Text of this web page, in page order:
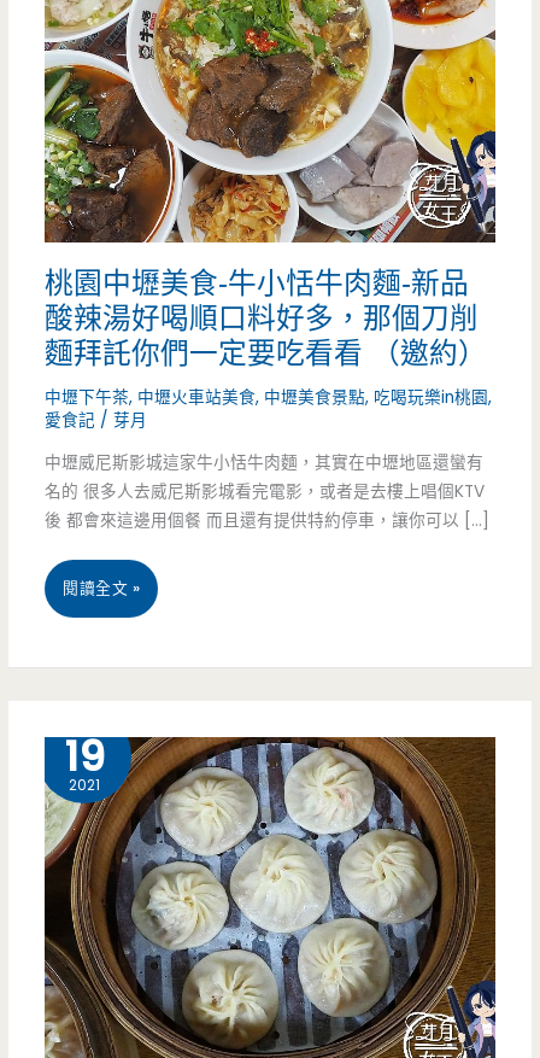
桃園中壢美食-牛小恬牛肉麵-新品
酸辣湯好喝順口料好多，那個刀削
麵拜託你們一定要吃看看 （邀約）
中壢下午茶, 中壢火車站美食, 中壢美食景點, 吃喝玩樂in桃園,
愛食記 /芽月
中壢威尼斯影城這家牛小恬牛肉麵，其實在中壢地區還蠻有
名的 很多人去威尼斯影城看完電影，或者是去樓上唱個KTV
後 都會來這邊用個餐 而且還有提供特約停車，讓你可以 […]
桃
美
食-
牛
小
恬
牛
肉
閱讀全文 »
19
2021